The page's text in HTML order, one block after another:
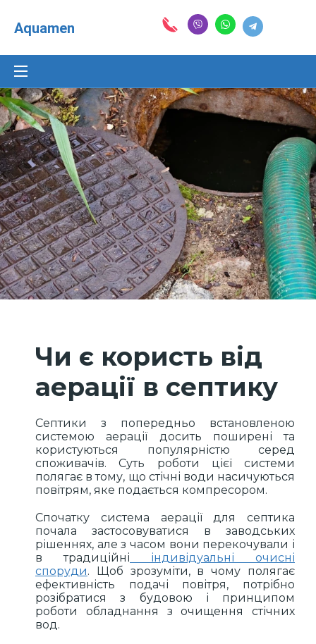
Aquamen
Чи є користь від
аерації в септику
Септики з попередньо встановленою
системою аерації досить поширені та
користуються популярністю серед
споживачів. Суть роботи цієї системи
полягає в тому, що стічні води насичуються
повітрям, яке подається компресором.
Спочатку система аерації для септика
почала застосовуватися в заводських
рішеннях, але з часом вони перекочували і
в традиційні індивідуальні очисні
споруди. Щоб зрозуміти, в чому полягає
ефективність подачі повітря, потрібно
розібратися з будовою і принципом
роботи обладнання з очищення стічних
вод.